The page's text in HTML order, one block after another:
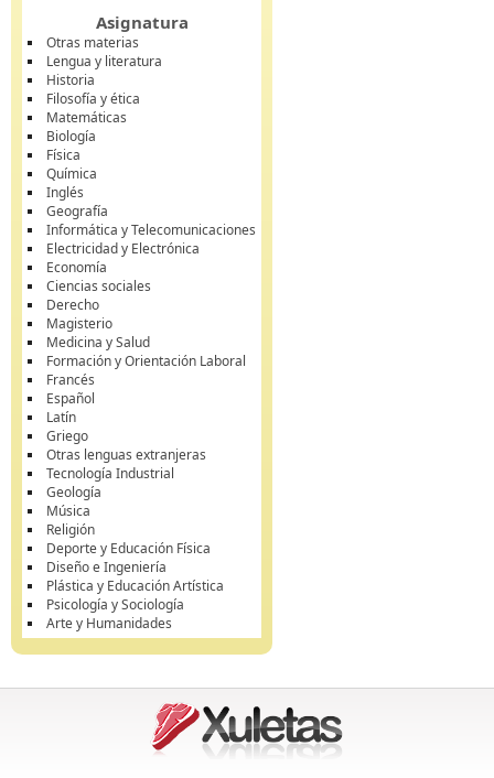
Asignatura
Otras materias
Lengua y literatura
Historia
Filosofía y ética
Matemáticas
Biología
Física
Química
Inglés
Geografía
Informática y Telecomunicaciones
Electricidad y Electrónica
Economía
Ciencias sociales
Derecho
Magisterio
Medicina y Salud
Formación y Orientación Laboral
Francés
Español
Latín
Griego
Otras lenguas extranjeras
Tecnología Industrial
Geología
Música
Religión
Deporte y Educación Física
Diseño e Ingeniería
Plástica y Educación Artística
Psicología y Sociología
Arte y Humanidades